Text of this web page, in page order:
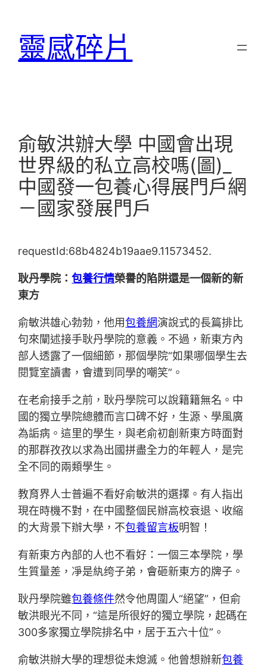
靈感碎片
俞敏洪辦大學 中國會出現
世界級的私立高校嗎(圖)_
中國發一包養心得展門戶網
－國家發展門戶
requestId:68b4824b19aae9.11573452.
耿丹學院：包養行情榮譽的陷阱還是一個新的新
東方
俞敏洪雄心勃勃，他用包養網演說式的長篇排比
句來闡述接手耿丹學院的意義。不過，新東方內
部人透露了一個細節，那個學院“如果哪個學生去
閱覽室讀書，會遭到同學的嘲笑”。
在老俞接手之前，耿丹學院可以說籍籍無名。中
國的獨立學院總體而言口碑不好，生源、學風廣
為詬病。這里的學生，與老俞初創新東方時面對
的那群孜孜以求為出國拼盡全力的年輕人，是完
全不同的兩類學生。
教育界人士普遍不看好俞敏洪的選擇。有人指出
現在時機不對，在中國整個民辦高校衰退、收縮
的大背景下辦大學，不包養留言板明智！
有新東方內部的人也不看好：一個三本學院，學
生質量差，凈是紈绔子弟，會砸新東方的牌子。
耿丹學院雖包養條件然令他周圍人“絕望”，但俞
敏洪眼光不同，“這是所很好的獨立學院，起碼在
300多家獨立學院排名中，居于五六十位”。
俞敏洪辦大學的理想從未熄滅。他曾想辦新包養